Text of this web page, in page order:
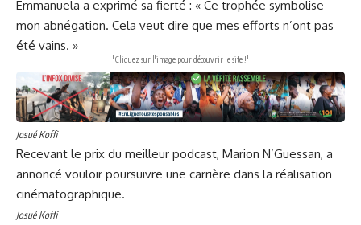
Emmanuela a exprimé sa fierté : « Ce trophée symbolise
mon abnégation. Cela veut dire que mes efforts n’ont pas
été vains. »
"Cliquez sur l'image pour découvrir le site !"
Josué Koffi
Recevant le prix du meilleur podcast, Marion N’Guessan, a
annoncé vouloir poursuivre une carrière dans la réalisation
cinématographique.
Josué Koffi